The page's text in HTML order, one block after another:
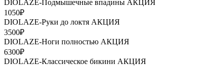
DIOLAZE-Подмышечные впадины АКЦИЯ
1050₽
DIOLAZE-Руки до локтя АКЦИЯ
3500₽
DIOLAZE-Ноги полностью АКЦИЯ
6300₽
DIOLAZE-Классическое бикини АКЦИЯ